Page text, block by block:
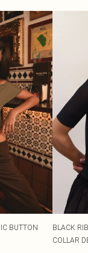
BUTTON
BLACK
COLLAR